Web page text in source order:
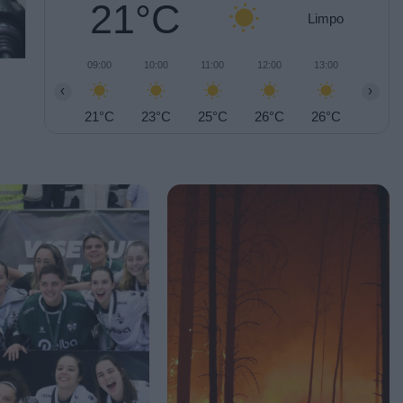
21°C Limpo
09:00
21°C
10:00
23°C
11:00
25°C
12:00
26°C
13:00
26°C
‹ ›